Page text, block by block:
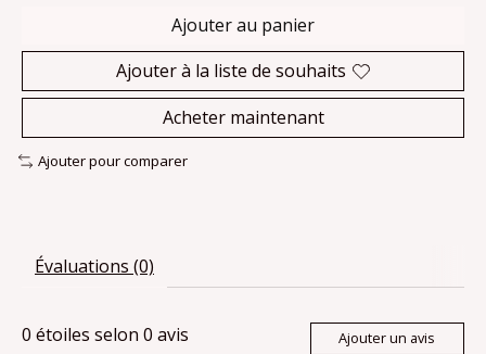
Ajouter au panier
Ajouter à la liste de souhaits
Acheter maintenant
Ajouter pour comparer
Évaluations (0)
0 étoiles selon 0 avis Ajouter un avis